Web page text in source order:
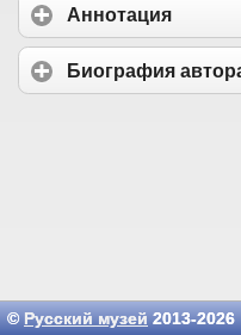
Аннотация
Биография
©Русский музей2013-2026